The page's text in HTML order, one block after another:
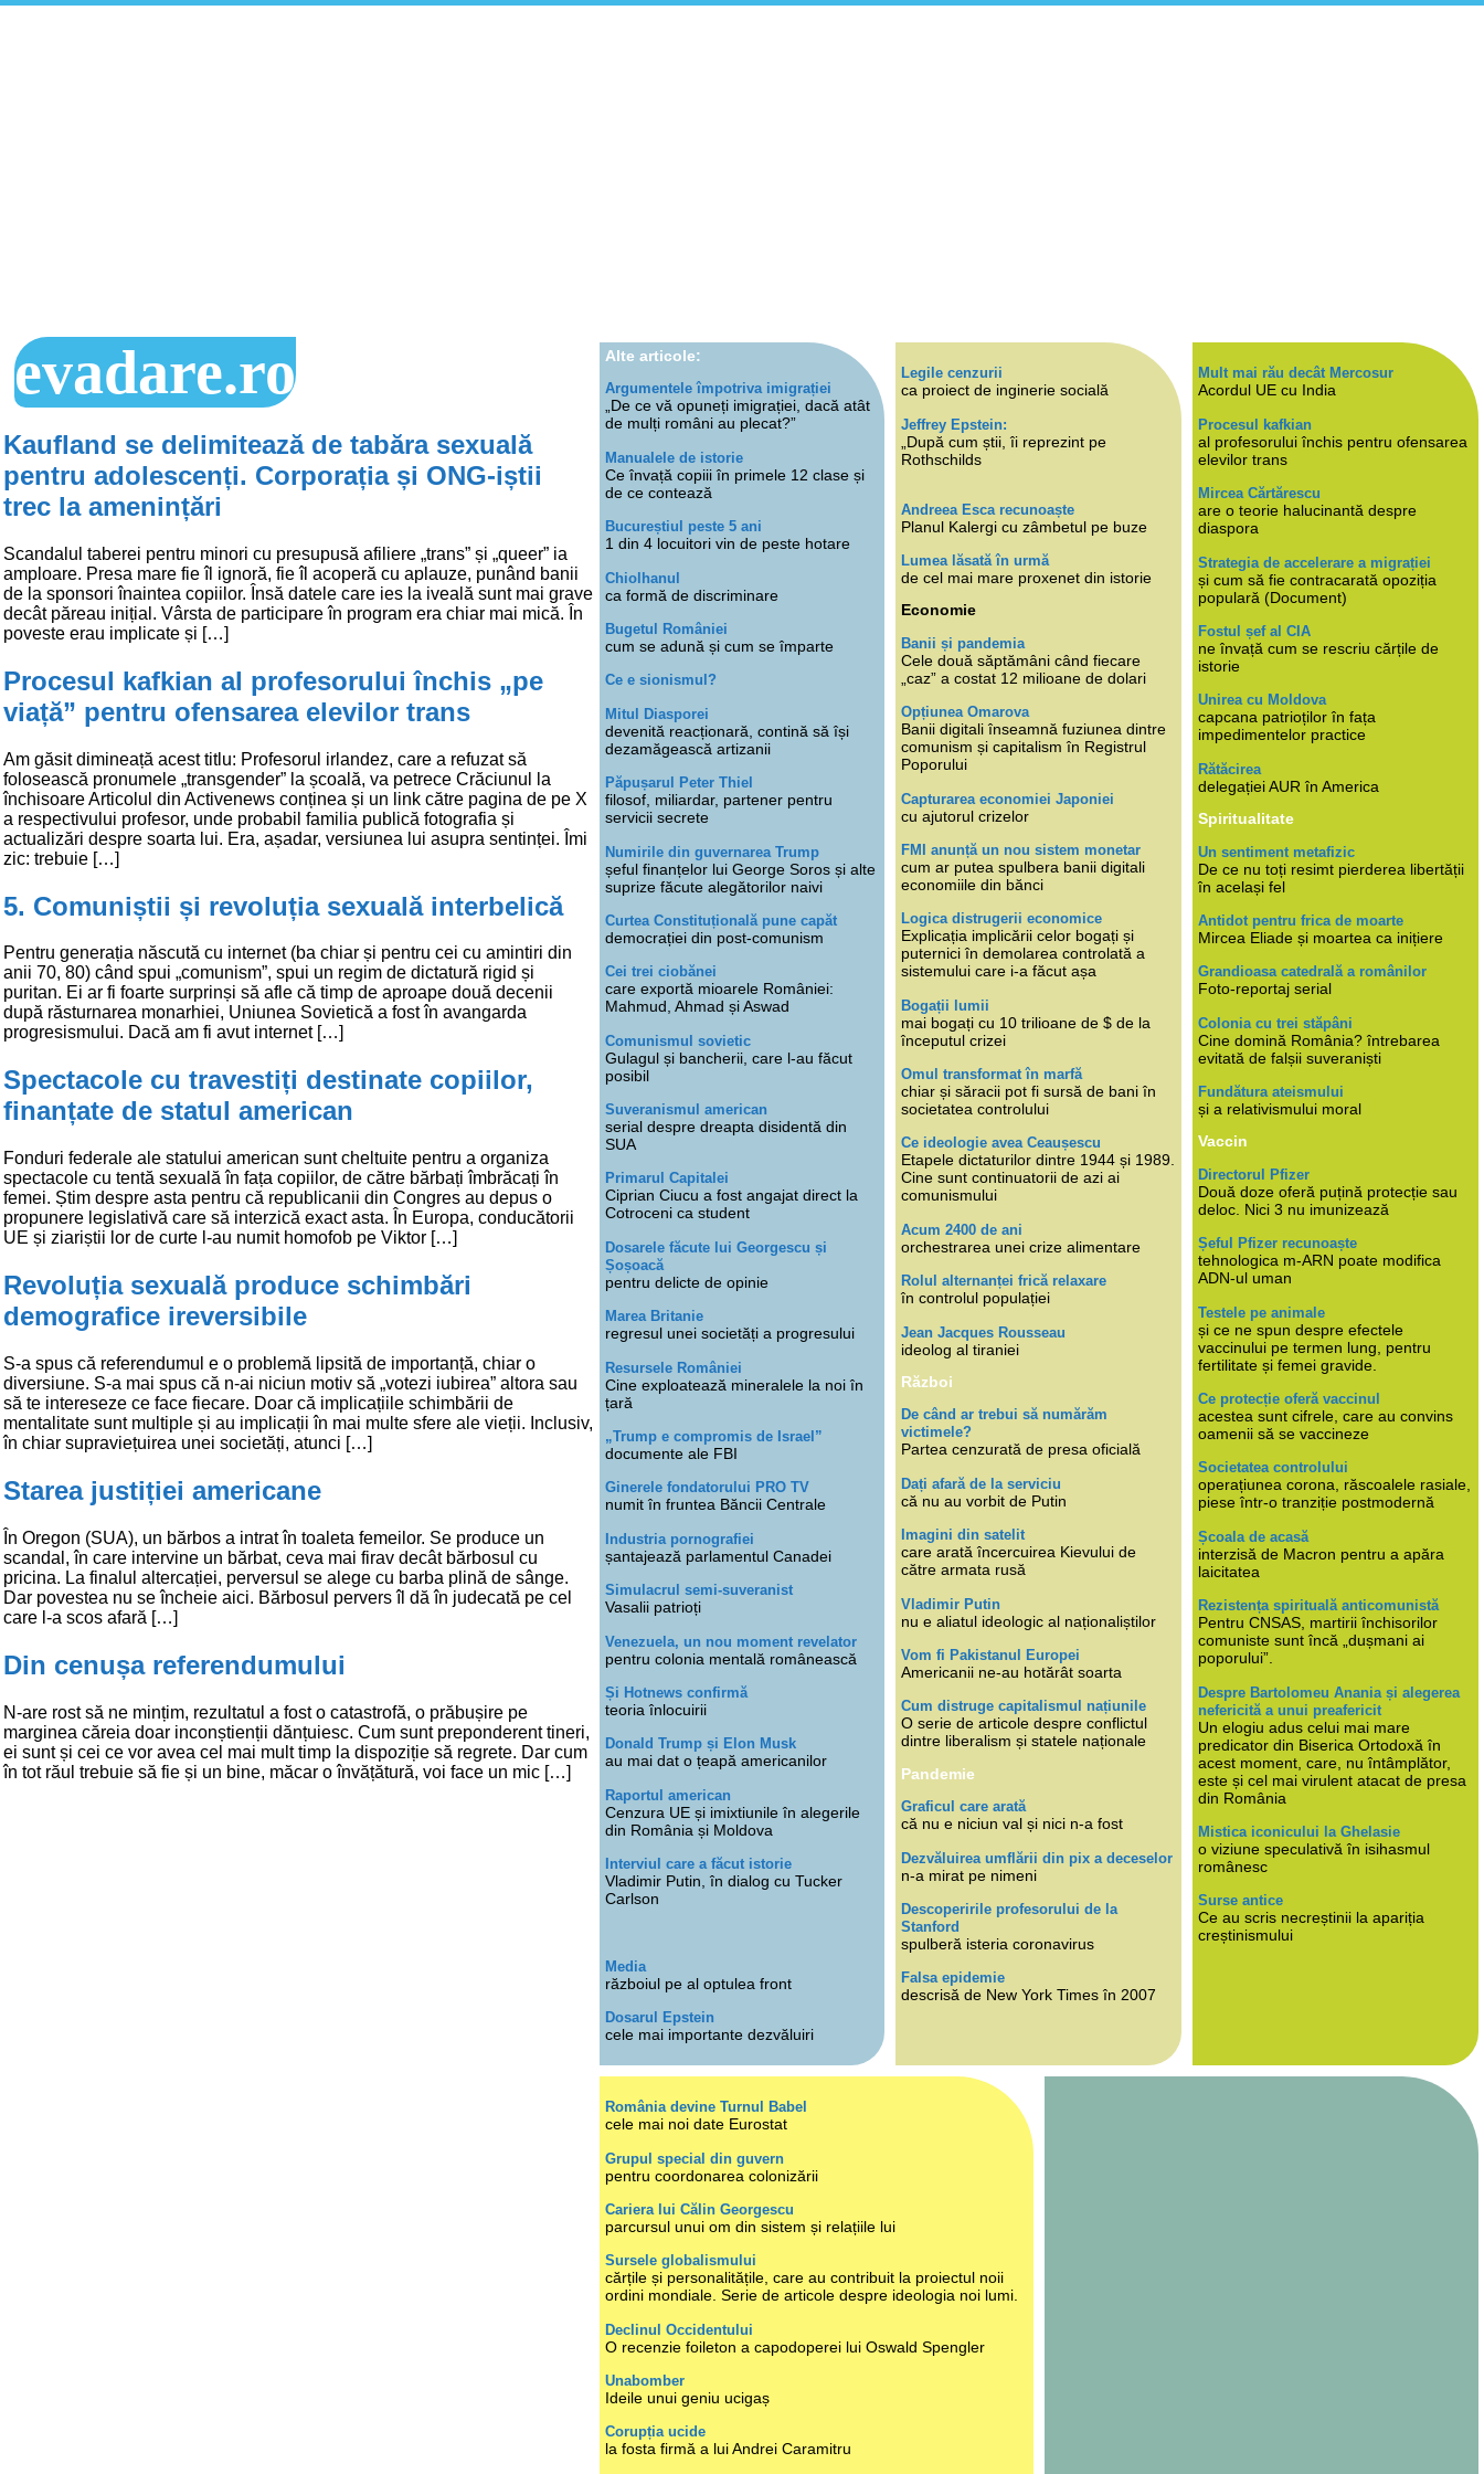
evadare.ro
Kaufland se delimitează de tabăra sexuală
pentru adolescenți. Corporația și ONG-iștii
trec la amenințări
Scandalul taberei pentru minori cu presupusă afiliere „trans” și „queer” ia
amploare. Presa mare fie îl ignoră, fie îl acoperă cu aplauze, punând banii
de la sponsori înaintea copiilor. Însă datele care ies la iveală sunt mai grave
decât păreau inițial. Vârsta de participare în program era chiar mai mică. În
poveste erau implicate și […]
Procesul kafkian al profesorului închis „pe
viață” pentru ofensarea elevilor trans
Am găsit dimineață acest titlu: Profesorul irlandez, care a refuzat să
folosească pronumele „transgender” la școală, va petrece Crăciunul la
închisoare Articolul din Activenews conținea și un link către pagina de pe X
a respectivului profesor, unde probabil familia publică fotografia și
actualizări despre soarta lui. Era, așadar, versiunea lui asupra sentinței. Îmi
zic: trebuie […]
5. Comuniștii și revoluția sexuală interbelică
Pentru generația născută cu internet (ba chiar și pentru cei cu amintiri din
anii 70, 80) când spui „comunism”, spui un regim de dictatură rigid și
puritan. Ei ar fi foarte surprinși să afle că timp de aproape două decenii
după răsturnarea monarhiei, Uniunea Sovietică a fost în avangarda
progresismului. Dacă am fi avut internet […]
Spectacole cu travestiți destinate copiilor,
finanțate de statul american
Fonduri federale ale statului american sunt cheltuite pentru a organiza
spectacole cu tentă sexuală în fața copiilor, de către bărbați îmbrăcați în
femei. Știm despre asta pentru că republicanii din Congres au depus o
propunere legislativă care să interzică exact asta. În Europa, conducătorii
UE și ziariștii lor de curte l-au numit homofob pe Viktor […]
Revoluția sexuală produce schimbări
demografice ireversibile
S-a spus că referendumul e o problemă lipsită de importanță, chiar o
diversiune. S-a mai spus că n-ai niciun motiv să „votezi iubirea” altora sau
să te intereseze ce face fiecare. Doar că implicațiile schimbării de
mentalitate sunt multiple și au implicații în mai multe sfere ale vieții. Inclusiv,
în chiar supraviețuirea unei societăți, atunci […]
Starea justiției americane
În Oregon (SUA), un bărbos a intrat în toaleta femeilor. Se produce un
scandal, în care intervine un bărbat, ceva mai firav decât bărbosul cu
pricina. La finalul altercației, perversul se alege cu barba plină de sânge.
Dar povestea nu se încheie aici. Bărbosul pervers îl dă în judecată pe cel
care l-a scos afară […]
Din cenușa referendumului
N-are rost să ne mințim, rezultatul a fost o catastrofă, o prăbușire pe
marginea căreia doar inconștienții dănțuiesc. Cum sunt preponderent tineri,
ei sunt și cei ce vor avea cel mai mult timp la dispoziție să regrete. Dar cum
în tot răul trebuie să fie și un bine, măcar o învățătură, voi face un mic […]
Alte articole:
Argumentele împotriva imigrației
„De ce vă opuneți imigrației, dacă atât
de mulți români au plecat?”
Manualele de istorie
Ce învață copiii în primele 12 clase și
de ce contează
Bucureștiul peste 5 ani
1 din 4 locuitori vin de peste hotare
Chiolhanul
ca formă de discriminare
Bugetul României
cum se adună și cum se împarte
Ce e sionismul?
Mitul Diasporei
devenită reacționară, contină să își
dezamăgească artizanii
Păpușarul Peter Thiel
filosof, miliardar, partener pentru
servicii secrete
Numirile din guvernarea Trump
șeful finanțelor lui George Soros și alte
suprize făcute alegătorilor naivi
Curtea Constituțională pune capăt
democrației din post-comunism
Cei trei ciobănei
care exportă mioarele României:
Mahmud, Ahmad și Aswad
Comunismul sovietic
Gulagul și bancherii, care l-au făcut
posibil
Suveranismul american
serial despre dreapta disidentă din
SUA
Primarul Capitalei
Ciprian Ciucu a fost angajat direct la
Cotroceni ca student
Dosarele făcute lui Georgescu și
Șoșoacă
pentru delicte de opinie
Marea Britanie
regresul unei societăți a progresului
Resursele României
Cine exploatează mineralele la noi în
țară
„Trump e compromis de Israel”
documente ale FBI
Ginerele fondatorului PRO TV
numit în fruntea Băncii Centrale
Industria pornografiei
șantajează parlamentul Canadei
Simulacrul semi-suveranist
Vasalii patrioți
Venezuela, un nou moment revelator
pentru colonia mentală românească
Și Hotnews confirmă
teoria înlocuirii
Donald Trump și Elon Musk
au mai dat o țeapă americanilor
Raportul american
Cenzura UE și imixtiunile în alegerile
din România și Moldova
Interviul care a făcut istorie
Vladimir Putin, în dialog cu Tucker
Carlson
Media
războiul pe al optulea front
Dosarul Epstein
cele mai importante dezvăluiri
Legile cenzurii
ca proiect de inginerie socială
Jeffrey Epstein:
„După cum știi, îi reprezint pe
Rothschilds
Andreea Esca recunoaște
Planul Kalergi cu zâmbetul pe buze
Lumea lăsată în urmă
de cel mai mare proxenet din istorie
Economie
Banii și pandemia
Cele două săptămâni când fiecare
„caz” a costat 12 milioane de dolari
Opțiunea Omarova
Banii digitali înseamnă fuziunea dintre
comunism și capitalism în Registrul
Poporului
Capturarea economiei Japoniei
cu ajutorul crizelor
FMI anunță un nou sistem monetar
cum ar putea spulbera banii digitali
economiile din bănci
Logica distrugerii economice
Explicația implicării celor bogați și
puternici în demolarea controlată a
sistemului care i-a făcut așa
Bogații lumii
mai bogați cu 10 trilioane de $ de la
începutul crizei
Omul transformat în marfă
chiar și săracii pot fi sursă de bani în
societatea controlului
Ce ideologie avea Ceaușescu
Etapele dictaturilor dintre 1944 și 1989.
Cine sunt continuatorii de azi ai
comunismului
Acum 2400 de ani
orchestrarea unei crize alimentare
Rolul alternanței frică relaxare
în controlul populației
Jean Jacques Rousseau
ideolog al tiraniei
Război
De când ar trebui să numărăm
victimele?
Partea cenzurată de presa oficială
Dați afară de la serviciu
că nu au vorbit de Putin
Imagini din satelit
care arată încercuirea Kievului de
către armata rusă
Vladimir Putin
nu e aliatul ideologic al naționaliștilor
Vom fi Pakistanul Europei
Americanii ne-au hotărât soarta
Cum distruge capitalismul națiunile
O serie de articole despre conflictul
dintre liberalism și statele naționale
Pandemie
Graficul care arată
că nu e niciun val și nici n-a fost
Dezvăluirea umflării din pix a deceselor
n-a mirat pe nimeni
Descoperirile profesorului de la
Stanford
spulberă isteria coronavirus
Falsa epidemie
descrisă de New York Times în 2007
Mult mai rău decât Mercosur
Acordul UE cu India
Procesul kafkian
al profesorului închis pentru ofensarea
elevilor trans
Mircea Cărtărescu
are o teorie halucinantă despre
diaspora
Strategia de accelerare a migrației
și cum să fie contracarată opoziția
populară (Document)
Fostul șef al CIA
ne învață cum se rescriu cărțile de
istorie
Unirea cu Moldova
capcana patrioților în fața
impedimentelor practice
Rătăcirea
delegației AUR în America
Spiritualitate
Un sentiment metafizic
De ce nu toți resimt pierderea libertății
în același fel
Antidot pentru frica de moarte
Mircea Eliade și moartea ca inițiere
Grandioasa catedrală a românilor
Foto-reportaj serial
Colonia cu trei stăpâni
Cine domină România? întrebarea
evitată de falșii suveraniști
Fundătura ateismului
și a relativismului moral
Vaccin
Directorul Pfizer
Două doze oferă puțină protecție sau
deloc. Nici 3 nu imunizează
Șeful Pfizer recunoaște
tehnologica m-ARN poate modifica
ADN-ul uman
Testele pe animale
și ce ne spun despre efectele
vaccinului pe termen lung, pentru
fertilitate și femei gravide.
Ce protecție oferă vaccinul
acestea sunt cifrele, care au convins
oamenii să se vaccineze
Societatea controlului
operațiunea corona, răscoalele rasiale,
piese într-o tranziție postmodernă
Școala de acasă
interzisă de Macron pentru a apăra
laicitatea
Rezistența spirituală anticomunistă
Pentru CNSAS, martirii închisorilor
comuniste sunt încă „dușmani ai
poporului”.
Despre Bartolomeu Anania și alegerea
nefericită a unui preafericit
Un elogiu adus celui mai mare
predicator din Biserica Ortodoxă în
acest moment, care, nu întâmplător,
este și cel mai virulent atacat de presa
din România
Mistica iconicului la Ghelasie
o viziune speculativă în isihasmul
românesc
Surse antice
Ce au scris necreștinii la apariția
creștinismului
România devine Turnul Babel
cele mai noi date Eurostat
Grupul special din guvern
pentru coordonarea colonizării
Cariera lui Călin Georgescu
parcursul unui om din sistem și relațiile lui
Sursele globalismului
cărțile și personalitățile, care au contribuit la proiectul noii
ordini mondiale. Serie de articole despre ideologia noi lumi.
Declinul Occidentului
O recenzie foileton a capodoperei lui Oswald Spengler
Unabomber
Ideile unui geniu ucigaș
Corupția ucide
la fosta firmă a lui Andrei Caramitru